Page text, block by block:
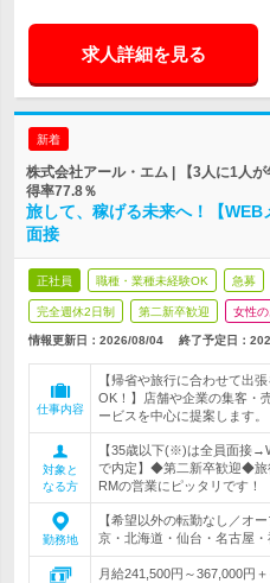
求人詳細を見る
新着
株式会社アール・エム | 【3人に1人
得率77.8％
旅して、稼げる未来へ！【
面接
正社員 職種・業種未経験OK 急募
完全週休2日制 第二新卒歓迎 女性
情報更新日：2026/08/04 終了予定日：
仕事内容
【帰省や旅行に合わせて出
OK！】店舗や企業の集客・
ービスを中心に提案します。
対象と
なる方
【35歳以下(※)は全員面接
で内定】◆第二新卒歓迎◆旅
RMの営業にピッタリです！
勤務地
【希望以外の転勤なし／オ
京・北海道・仙台・名古屋
月給241,500円～367,000円